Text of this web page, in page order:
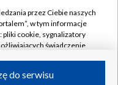
przez Ciebie naszych
w tym informacje
pliki cookie, sygnalizatory
świadczenie
do serwisu